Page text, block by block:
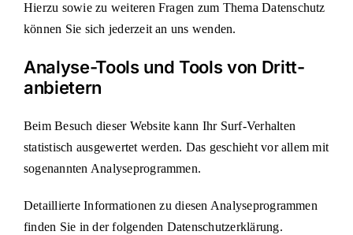
Hierzu sowie zu weiteren Fragen zum Thema Datenschutz
können Sie sich jederzeit an uns wenden.
Analyse-Tools und Tools von Dritt­
anbietern
Beim Besuch dieser Website kann Ihr Surf-Verhalten
statistisch ausgewertet werden. Das geschieht vor allem mit
sogenannten Analyseprogrammen.
Detaillierte Informationen zu diesen Analyseprogrammen
finden Sie in der folgenden Datenschutzerklärung.